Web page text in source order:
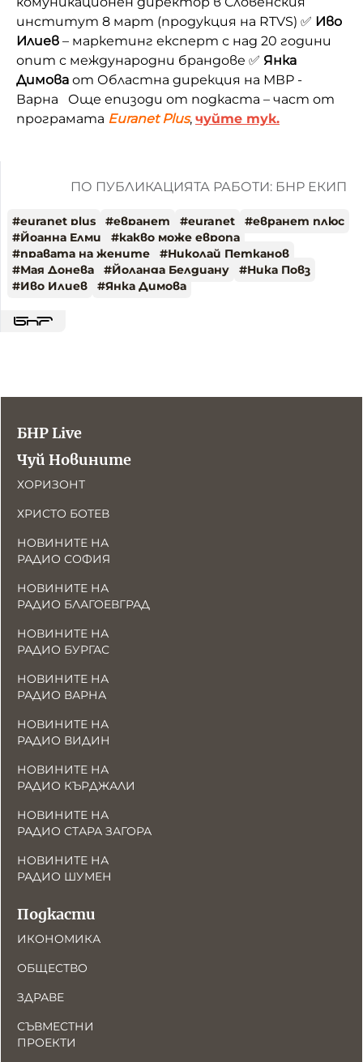
институт 8 март (продукция на RTVS) ✅ Иво
Илиев – маркетинг експерт с над 20 години
опит с международни брандове ✅ Янка
Димова от Областна дирекция на МВР -
Варна Още епизоди от подкаста – част от
програмата Euranet Plus, чуйте тук.
ПО ПУБЛИКАЦИЯТА РАБОТИ: БНР ЕКИП
#euranet plus #евранет #euranet #евранет плюс
#Йоанна Елми #какво може европа
#правата на жените #Николай Петканов
#Мая Донева #Йоланда Белдиану #Ника Повз
#Иво Илиев #Янка Димова
БНР Live
Чуй Новините
ХОРИЗОНТ
ХРИСТО БОТЕВ
НОВИНИТЕ НА
РАДИО СОФИЯ
НОВИНИТЕ НА
РАДИО БЛАГОЕВГРАД
НОВИНИТЕ НА
РАДИО БУРГАС
НОВИНИТЕ НА
РАДИО ВАРНА
НОВИНИТЕ НА
РАДИО ВИДИН
НОВИНИТЕ НА
РАДИО КЪРДЖАЛИ
НОВИНИТЕ НА
РАДИО СТАРА ЗАГОРА
НОВИНИТЕ НА
РАДИО ШУМЕН
Подкасти
ИКОНОМИКА
ОБЩЕСТВО
ЗДРАВЕ
СЪВМЕСТНИ
ПРОЕКТИ